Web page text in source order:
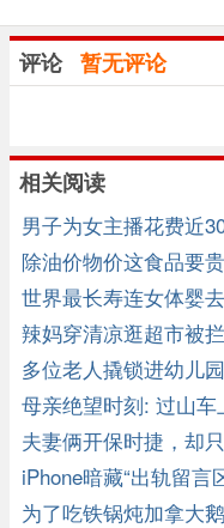
评论 暂无评论
相关阅读
男子为女主播花费近
除油价物价这食品要
世界最长寿连女体婴
62年
辣妈穿清凉逛超市被
多位老人撬锁进幼儿
母亲绝望时刻: 过山车
夫妻俩开保时捷，却
iPhone暗藏“出轨留言
为了吃铁锅炖加拿大